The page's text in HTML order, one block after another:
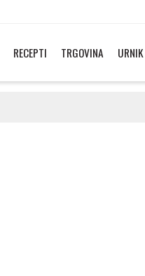
RECEPTI TRGOVINA URNIK